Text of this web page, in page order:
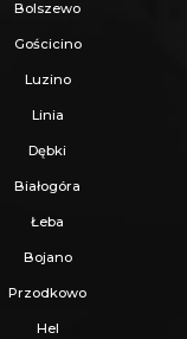
Bolszewo
Gościcino
Luzino
Linia
Dębki
Białogóra
Łeba
Bojano
Przodkowo
Hel